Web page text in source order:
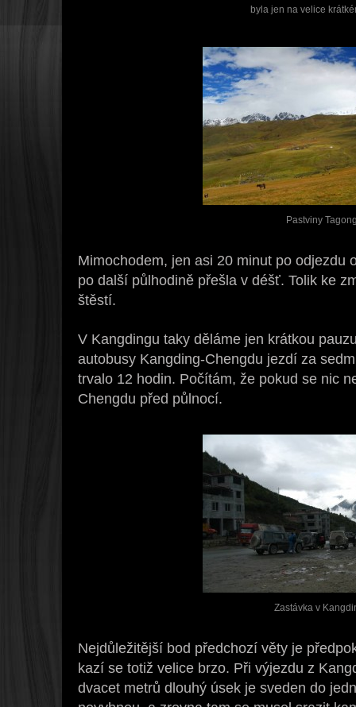
byla jen na velice
Pastviny
Mimochodem, jen asi 20 minut po odjezdu
po další půlhodině přešla v déšť. Tolik ke
štěstí.
V Kangdingu taky děláme jen krátkou
autobusy Kangding-Chengdu jezdí za
trvalo 12 hodin. Počítám, že pokud se nic
Chengdu před půlnocí.
Zastávka v
Nejdůležitější bod předchozí věty je
kazí se totiž velice brzo. Při výjezdu z
dvacet metrů dlouhý úsek je sveden do